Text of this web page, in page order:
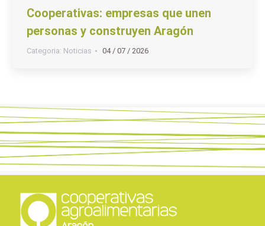
Cooperativas: empresas que unen
personas y construyen Aragón
Categoria: Noticias 04 / 07 / 2026